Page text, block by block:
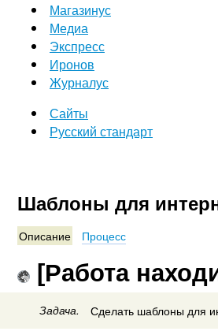
Магазинус
Медиа
Экспресс
Иронов
Журналус
Сайты
Русский стандарт
Шаблоны для
Описание Процесс
[Работа
Задача. Сделать шаблоны для